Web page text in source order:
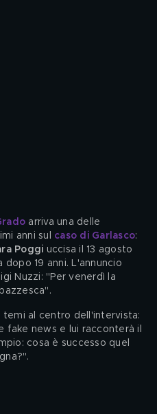
arriva una delle
anni sul caso di Garlasco:
Poggi uccisa il 13 agosto
19 anni. L'annuncio
Nuzzi: "Per venerdì la
temi al centro dell'intervista:
fake news e lui racconterà il
cosa è successo quel